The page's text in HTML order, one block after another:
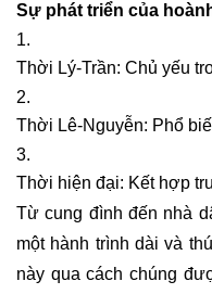
Sự phát triển của
Thời Lý-Trần: Chủ yếu
Thời Lê-Nguyễn: Phổ
Thời hiện đại: Kết hợp
Từ cung đình đến nhà
một hành trình dài và
này qua cách chúng